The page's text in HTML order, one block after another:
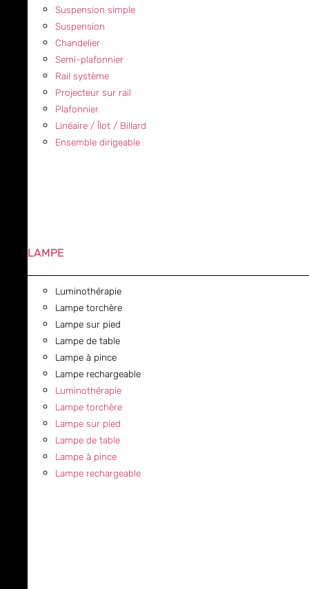
Suspension simple
Suspension
Chandelier
Semi-plafonnier
Rail système
Projecteur sur rail
Plafonnier
Linéaire / Îlot / Billard
Ensemble dirigeable
LAMPE
Luminothérapie
Lampe torchère
Lampe sur pied
Lampe de table
Lampe à pince
Lampe rechargeable
Luminothérapie
Lampe torchère
Lampe sur pied
Lampe de table
Lampe à pince
Lampe rechargeable